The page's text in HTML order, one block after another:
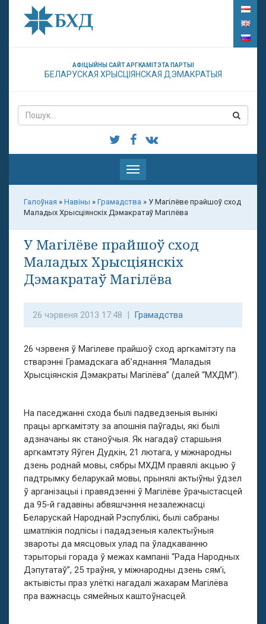
АФІЦЫЙНЫ САЙТ АРГКАМІТЭТА ПАРТЫІ
БЕЛАРУСКАЯ ХРЫСЦІЯНСКАЯ ДЭМАКРАТЫЯ
Паказаць
меню
Галоўная » Навіны » Грамадства » У Магілёве прайшоў сход
Маладых Хрысціянскіх Дэмакратаў Магілёва
У Магілёве прайшоў сход
Маладых Хрысціянскіх
Дэмакратаў Магілёва
26 чэрвеня 2013 17:48 | Грамадства
26 чэрвеня ў Магілеве прайшоў сход аргкамітэту па
стварэнні Грамадскага аб’яднання “Маладыя
Хрысціянскія Дэмакраты Магілёва” (далей “МХДМ”).
На паседжанні схода былі падведзеныя вынікі
працы аргкамітэту за апошнія паўгады, які былі
адзначаны як станоўчыя. Як нагадаў старшыня
аргкамтэту Яўген Дудкін, 21 лютага, у міжнародны
дзень роднай мовы, сябры МХДМ правялі акцыю ў
падтрымку беларукай мовы, прынялі актыўны ўдзел
ў арганізацыі і правядзенні ў Магілёве ўрачыстасцей
да 95-й гадавіны абвяшчэння незалежнасці
Беларускай Народнай Рэспублікі, былі сабраны
шматлікія подпісы і пададзеныя калектыўныя
звароты да мясцовых улад па ўладкаванню
тэрыторыі горада ў межах кампаніі “Рада Народных
Дэпутатаў”, 25 траўня, у міжнародны дзень сям’і,
актывісты праз улёткі нагадалі жахарам Магілёва
пра важнасць сямейных каштоўнасцей.